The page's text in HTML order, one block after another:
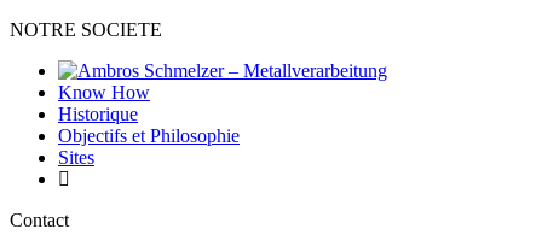
NOTRE SOCIETE
Know How
Historique
Objectifs et Philosophie
Sites
Contact